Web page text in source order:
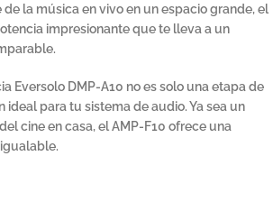
la música en vivo en un espacio grande, el
impresionante que te lleva a un
Eversolo DMP-A10 no es solo una etapa de
ideal para tu sistema de audio. Ya sea un
cine en casa, el AMP-F10 ofrece una